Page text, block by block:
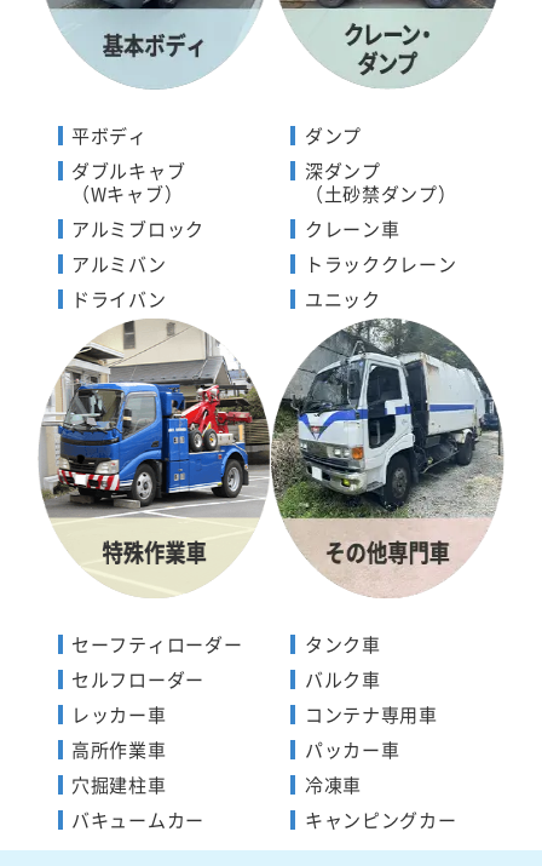
平ボディ
ダブルキャブ
（Wキャブ）
アルミブロック
アルミバン
ドライバン
ダンプ
深ダンプ
（土砂禁ダンプ）
クレーン車
トラッククレーン
ユニック
セーフティローダー
セルフローダー
レッカー車
高所作業車
穴掘建柱車
バキュームカー
タンク車
バルク車
コンテナ専用車
パッカー車
冷凍車
キャンピングカー